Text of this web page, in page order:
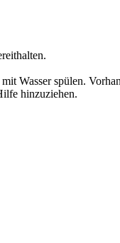
Wasser spülen.
hinzuziehen.